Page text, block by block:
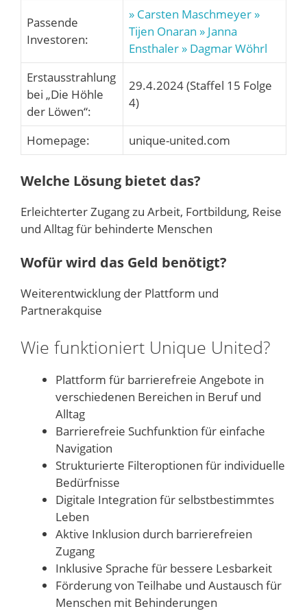
Passende
Investoren:
» Carsten Maschmeyer »
Tijen Onaran » Janna
Ensthaler » Dagmar Wöhrl
Erstausstrahlung
bei „Die Höhle
der Löwen“:
29.4.2024 (Staffel 15 Folge
4)
Homepage: unique-united.com
Welche Lösung bietet das?
Erleichterter Zugang zu Arbeit, Fortbildung, Reise
und Alltag für behinderte Menschen
Wofür wird das Geld benötigt?
Weiterentwicklung der Plattform und
Partnerakquise
Wie funktioniert Unique United?
Plattform für barrierefreie Angebote in
verschiedenen Bereichen in Beruf und
Alltag
Barrierefreie Suchfunktion für einfache
Navigation
Strukturierte Filteroptionen für individuelle
Bedürfnisse
Digitale Integration für selbstbestimmtes
Leben
Aktive Inklusion durch barrierefreien
Zugang
Inklusive Sprache für bessere Lesbarkeit
Förderung von Teilhabe und Austausch für
Menschen mit Behinderungen